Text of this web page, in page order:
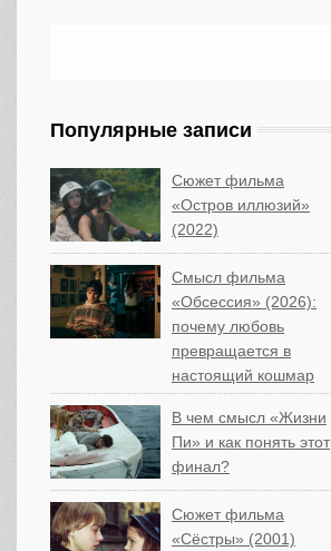
Популярные записи
Сюжет фильма
«Остров иллюзий»
(2022)
Смысл фильма
«Обсессия» (2026):
почему любовь
превращается в
настоящий кошмар
В чем смысл «Жизни
Пи» и как понять этот
финал?
Сюжет фильма
«Сёстры» (2001)